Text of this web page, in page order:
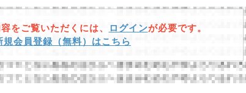
をご覧いただくには、 ログインが必要です。
規会員登録（無料）はこちら